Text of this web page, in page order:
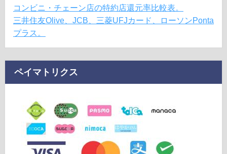
コンビニ・チェーン店の特約店還元率比較表。
三井住友Olive、JCB、三菱UFJカード、ローソンPonta
プラス。
ペイマトリクス